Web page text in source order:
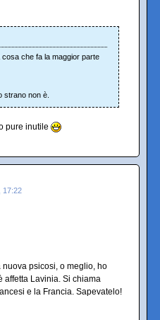
che fa la maggior parte
strano non è.
pure inutile
17:22
psicosi, o meglio, ho
affetta Lavinia. Si chiama
e la Francia. Sapevatelo!